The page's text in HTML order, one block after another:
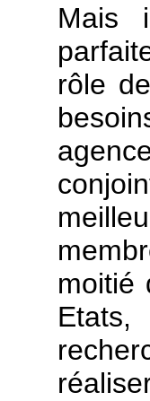
Mais
rôle
moitié